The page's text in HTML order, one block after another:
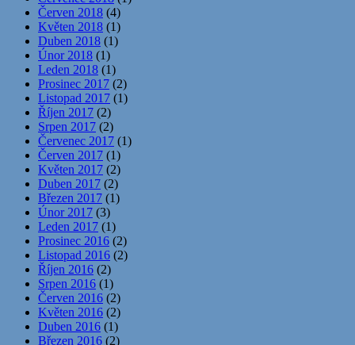
Červen 2018 (4)
Květen 2018 (1)
Duben 2018 (1)
Únor 2018 (1)
Leden 2018 (1)
Prosinec 2017 (2)
Listopad 2017 (1)
Říjen 2017 (2)
Srpen 2017 (2)
Červenec 2017 (1)
Červen 2017 (1)
Květen 2017 (2)
Duben 2017 (2)
Březen 2017 (1)
Únor 2017 (3)
Leden 2017 (1)
Prosinec 2016 (2)
Listopad 2016 (2)
Říjen 2016 (2)
Srpen 2016 (1)
Červen 2016 (2)
Květen 2016 (2)
Duben 2016 (1)
Březen 2016 (2)